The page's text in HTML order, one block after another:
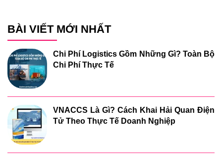
BÀI VIẾT MỚI NHẤT
Chi Phí Logistics Gồm Những Gì? Toàn Bộ
Chi Phí Thực Tế
VNACCS Là Gì? Cách Khai Hải Quan Điện
Tử Theo Thực Tế Doanh Nghiệp